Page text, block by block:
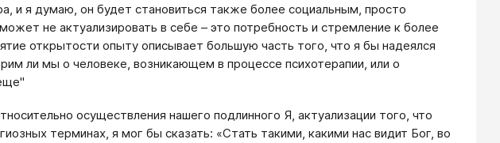
и я думаю, он будет становиться также более социальным, просто
не актуализировать в себе – это потребность и стремление к более
открытости опыту описывает большую часть того, что я бы надеялся
ли мы о человеке, возникающем в процессе психотерапии, или о
осуществления нашего подлинного Я, актуализации того, что
терминах, я мог бы сказать: «Стать такими, какими нас видит Бог, во